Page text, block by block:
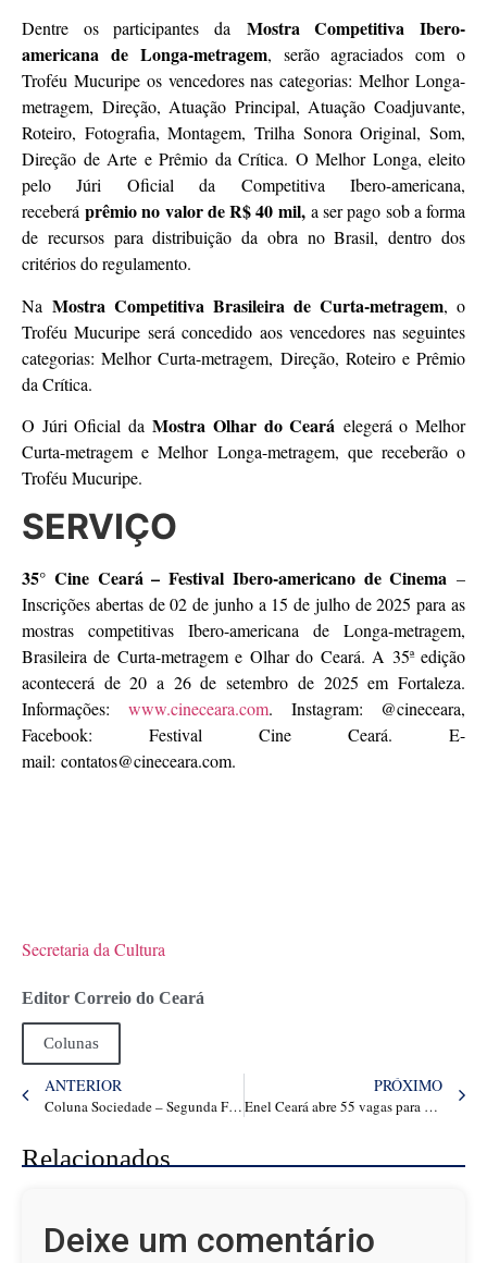
Dentre os participantes da Mostra Competitiva Ibero-
americana de Longa-metragem, serão agraciados com o
Troféu Mucuripe os vencedores nas categorias: Melhor Longa-
metragem, Direção, Atuação Principal, Atuação Coadjuvante,
Roteiro, Fotografia, Montagem, Trilha Sonora Original, Som,
Direção de Arte e Prêmio da Crítica. O Melhor Longa, eleito
pelo Júri Oficial da Competitiva Ibero-americana,
receberáprêmio no valor de R$ 40 mil, a ser pago sob a forma
de recursos para distribuição da obra no Brasil, dentro dos
critérios do regulamento.
Na Mostra Competitiva Brasileira de Curta-metragem, o
Troféu Mucuripe será concedido aos vencedores nas seguintes
categorias: Melhor Curta-metragem, Direção, Roteiro e Prêmio
da Crítica.
O Júri Oficial daMostra Olhar do Ceará elegerá o Melhor
Curta-metragem e Melhor Longa-metragem, que receberão o
Troféu Mucuripe.
SERVIÇO
35° Cine Ceará – Festival Ibero-americano de Cinema –
Inscrições abertas de 02 de junho a 15 de julho de 2025 para as
mostras competitivas Ibero-americana de Longa-metragem,
Brasileira de Curta-metragem e Olhar do Ceará. A 35ª edição
acontecerá de 20 a 26 de setembro de 2025 em Fortaleza.
Informações:
www.cineceara.com. Instagram: @cineceara,
Facebook: Festival Cine Ceará. E-
mail: contatos@cineceara.com.
Secretaria da Cultura
Editor Correio do Ceará
Colunas
ANTERIOR
Coluna Sociedade – Segunda Feira dia 02 de Junho de 2025
PRÓXIMO
Enel Ceará abre 55 vagas para Programa Jovem Aprendiz Eletricista em Fortaleza e Juazeiro do Norte – Papo Carreira
Relacionados
Deixe um comentário